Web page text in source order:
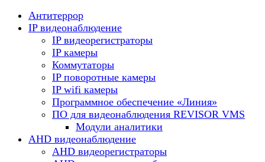
Антитеррор
IP видеонаблюдение
IP видеорегистраторы
IP камеры
Коммутаторы
IP поворотные камеры
IP wifi камеры
Программное обеспечение «Линия»
ПО для видеонаблюдения REVISOR VMS
Модули аналитики
AHD видеонаблюдение
AHD видеорегистраторы